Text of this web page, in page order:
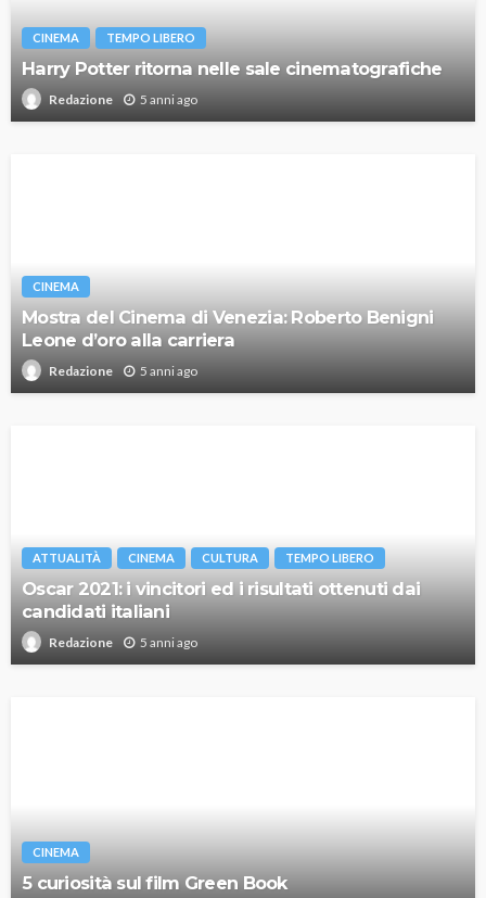
CINEMA TEMPO LIBERO
Harry Potter ritorna nelle sale cinematografiche
Redazione 5 anni ago
CINEMA
Mostra del Cinema di Venezia: Roberto Benigni
Leone d’oro alla carriera
Redazione 5 anni ago
ATTUALITÀ CINEMA CULTURA TEMPO LIBERO
Oscar 2021: i vincitori ed i risultati ottenuti dai
candidati italiani
Redazione 5 anni ago
CINEMA
5 curiosità sul film Green Book